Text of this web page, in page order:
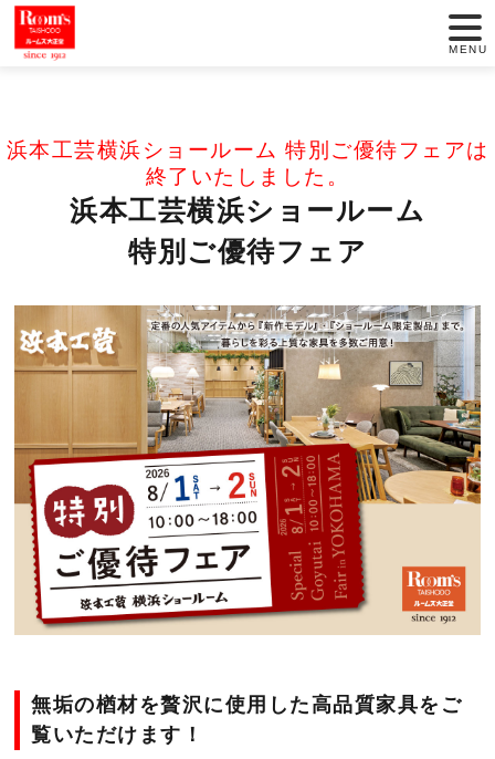
オンラインショッ
プ
セール情報
商品紹介
大正堂のこだわり
お役立ち情報
ブログ
法人のお客様へ
MENU
HOME
浜本工芸横浜ショールーム 特別ご優待フェア
浜本工芸横浜ショールーム 特別ご優待フェアは
終了いたしました。
浜本工芸横浜ショールーム
特別ご優待フェア
無垢の楢材を贅沢に使用した高品質家具をご
覧いただけます！